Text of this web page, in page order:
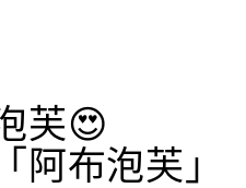
芙😍
阿布泡芙」